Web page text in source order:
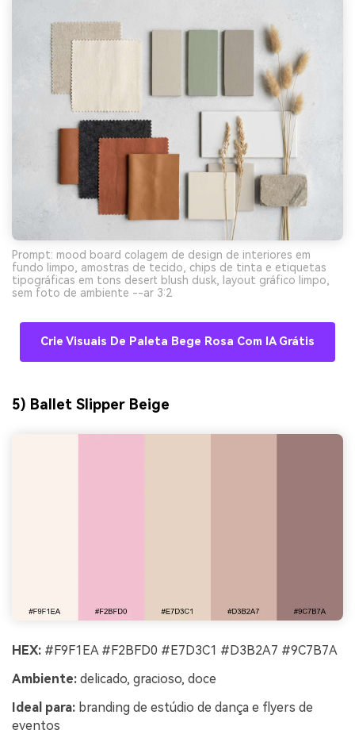
Prompt: mood board colagem de design de interiores em
fundo limpo, amostras de tecido, chips de tinta e etiquetas
tipográficas em tons desert blush dusk, layout gráfico limpo,
sem foto de ambiente --ar 3:2
Crie Visuais De Paleta Bege Rosa Com IA Grátis
5) Ballet Slipper Beige
HEX: #F9F1EA #F2BFD0 #E7D3C1 #D3B2A7 #9C7B7A
Ambiente: delicado, gracioso, doce
Ideal para: branding de estúdio de dança e flyers de
eventos